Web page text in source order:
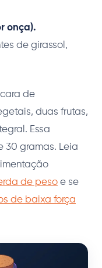
onça).
de girassol,
de
duas frutas,
Essa
30 gramas. Leia
de peso e se
de baixa força